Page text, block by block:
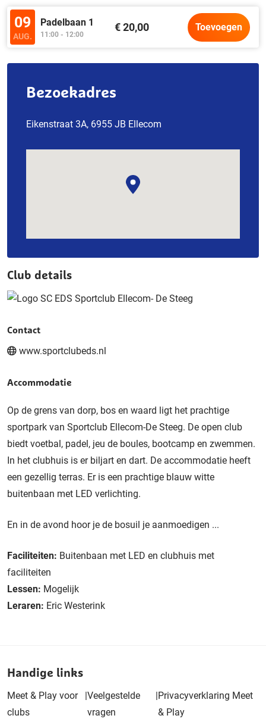
09
AUG.
Padelbaan 1
11:00 - 12:00
€ 20,00 Toevoegen
Bezoekadres
Eikenstraat 3A, 6955 JB Ellecom
Club details
Contact
www.sportclubeds.nl
Accommodatie
Op de grens van dorp, bos en waard ligt het prachtige
sportpark van Sportclub Ellecom-De Steeg. De open club
biedt voetbal, padel, jeu de boules, bootcamp en zwemmen.
In het clubhuis is er biljart en dart. De accommodatie heeft
een gezellig terras. Er is een prachtige blauw witte
buitenbaan met LED verlichting.
En in de avond hoor je de bosuil je aanmoedigen ...
Faciliteiten: Buitenbaan met LED en clubhuis met
faciliteiten
Lessen: Mogelijk
Leraren: Eric Westerink
Handige links
Meet & Play voor
clubs
|Veelgestelde
vragen
|Privacyverklaring Meet
& Play